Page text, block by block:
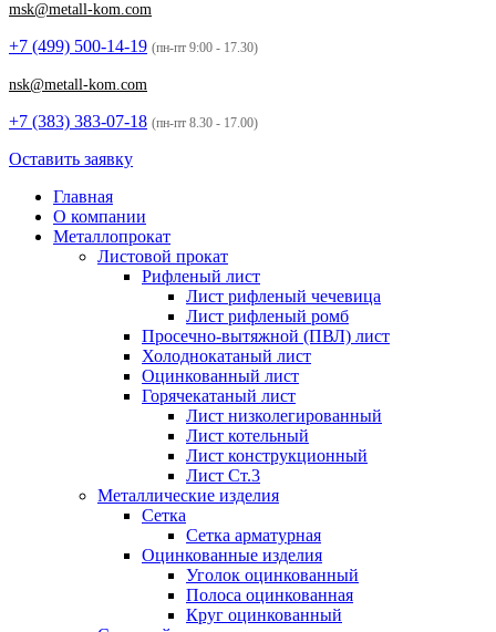
msk@metall-kom.com
+7 (499) 500-14-19 (пн-пт 9:00 - 17.30)
nsk@metall-kom.com
+7 (383) 383-07-18 (пн-пт 8.30 - 17.00)
Оставить заявку
Главная
О компании
Металлопрокат
Листовой прокат
Рифленый лист
Лист рифленый чечевица
Лист рифленый ромб
Просечно-вытяжной (ПВЛ) лист
Холоднокатаный лист
Оцинкованный лист
Горячекатаный лист
Лист низколегированный
Лист котельный
Лист конструкционный
Лист Ст.3
Металлические изделия
Сетка
Сетка арматурная
Оцинкованные изделия
Уголок оцинкованный
Полоса оцинкованная
Круг оцинкованный